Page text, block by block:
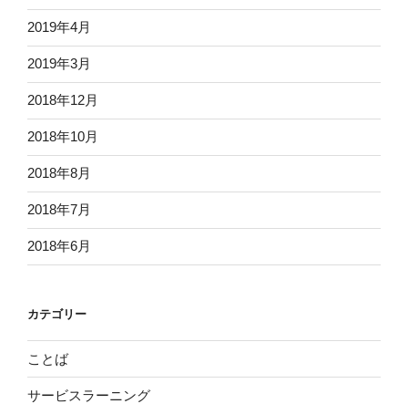
2019年4月
2019年3月
2018年12月
2018年10月
2018年8月
2018年7月
2018年6月
カテゴリー
ことば
サービスラーニング